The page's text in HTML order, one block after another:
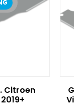
Citroen